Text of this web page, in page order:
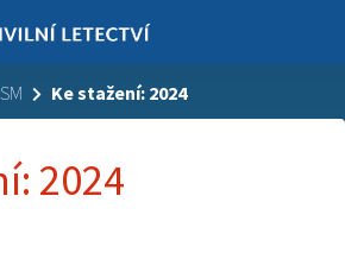
Ke stažení: 2024
2024